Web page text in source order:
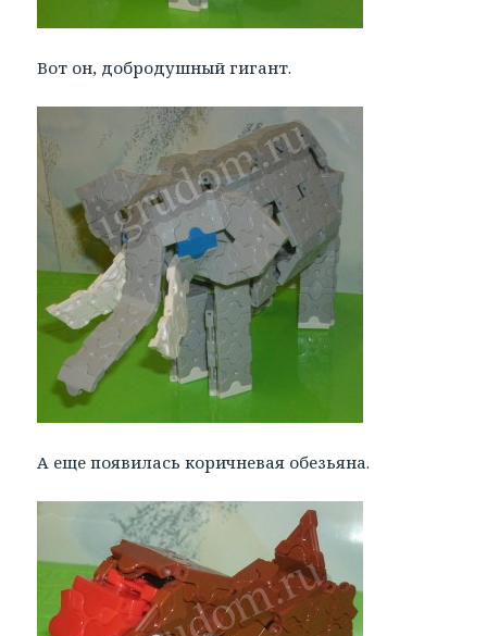
Вот он, добродушный гигант.
А еще появилась коричневая обезьяна.